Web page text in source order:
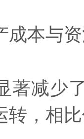
本与资
减少了
转，相